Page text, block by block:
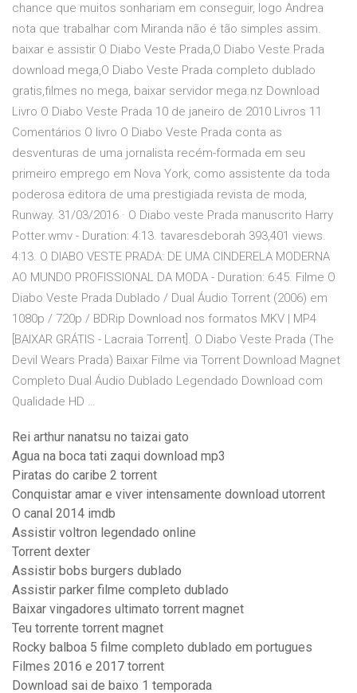
chance que muitos sonhariam em conseguir, logo Andrea
nota que trabalhar com Miranda não é tão simples assim.
baixar e assistir O Diabo Veste Prada,O Diabo Veste Prada
download mega,O Diabo Veste Prada completo dublado
gratis,filmes no mega, baixar servidor mega.nz Download
Livro O Diabo Veste Prada 10 de janeiro de 2010 Livros 11
Comentários O livro O Diabo Veste Prada conta as
desventuras de uma jornalista recém-formada em seu
primeiro emprego em Nova York, como assistente da toda
poderosa editora de uma prestigiada revista de moda,
Runway. 31/03/2016 · O Diabo veste Prada manuscrito Harry
Potter.wmv - Duration: 4:13. tavaresdeborah 393,401 views.
4:13. O DIABO VESTE PRADA: DE UMA CINDERELA MODERNA
AO MUNDO PROFISSIONAL DA MODA - Duration: 6:45. Filme O
Diabo Veste Prada Dublado / Dual Áudio Torrent (2006) em
1080p / 720p / BDRip Download nos formatos MKV | MP4
[BAIXAR GRÁTIS - Lacraia Torrent]. O Diabo Veste Prada (The
Devil Wears Prada) Baixar Filme via Torrent Download Magnet
Completo Dual Áudio Dublado Legendado Download com
Qualidade HD …
Rei arthur nanatsu no taizai gato
Agua na boca tati zaqui download mp3
Piratas do caribe 2 torrent
Conquistar amar e viver intensamente download utorrent
O canal 2014 imdb
Assistir voltron legendado online
Torrent dexter
Assistir bobs burgers dublado
Assistir parker filme completo dublado
Baixar vingadores ultimato torrent magnet
Teu torrente torrent magnet
Rocky balboa 5 filme completo dublado em portugues
Filmes 2016 e 2017 torrent
Download sai de baixo 1 temporada